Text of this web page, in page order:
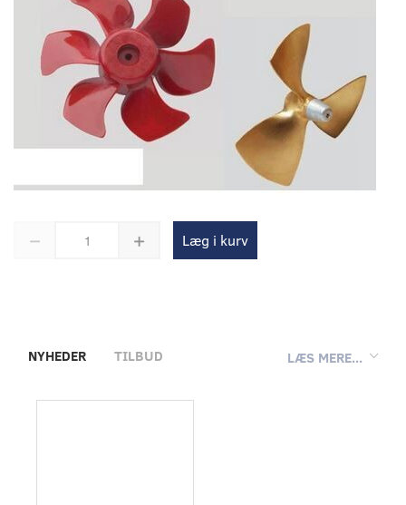
Læg i kurv
LÆS MERE...
NYHEDER TILBUD